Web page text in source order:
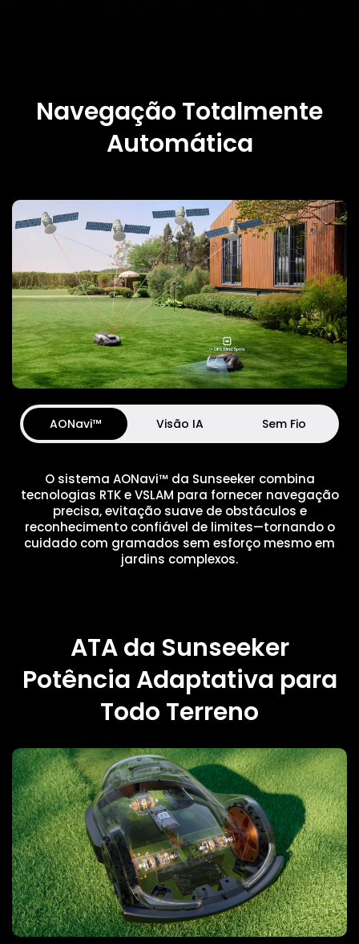
Navegação Totalmente
Automática
AONavi™ Visão IA Sem Fio
O sistema AONavi™ da Sunseeker combina
tecnologias RTK e VSLAM para fornecer navegação
precisa, evitação suave de obstáculos e
reconhecimento confiável de limites—tornando o
cuidado com gramados sem esforço mesmo em
jardins complexos.
ATA da Sunseeker
Potência Adaptativa para
Todo Terreno